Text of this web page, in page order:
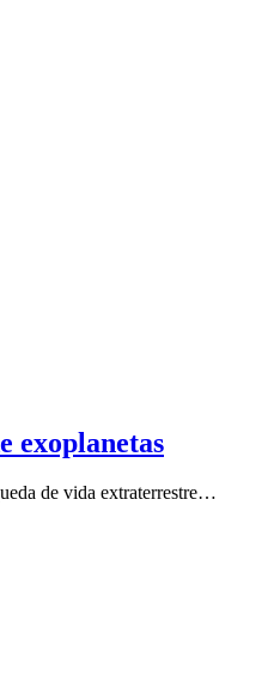
exoplanetas
de vida extraterrestre…